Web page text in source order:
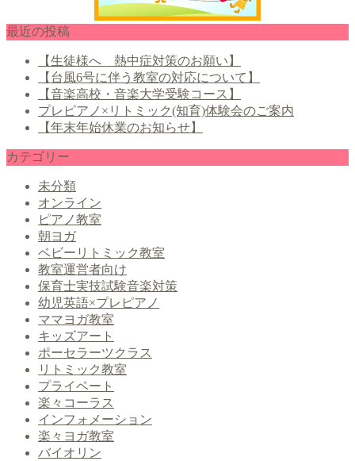
最近の投稿
【生徒様へ 熱中症対策のお願い】
【台風6号に伴う教室の対応について】
【音楽高校・音楽大学受験コース】
プレピアノ×リトミック(知育)体験会のご案内
【年末年始休業のお知らせ】
カテゴリー
未分類
オンライン
ピアノ教室
朝ヨガ
ベビーリトミック教室
教室運営者向け
保育士実技試験音楽対策
幼児英語×プレピアノ
ママヨガ教室
キッズアート
ポーセラーツクラス
リトミック教室
プライベート
楽々コーラス
インフォメーション
楽々ヨガ教室
バイオリン